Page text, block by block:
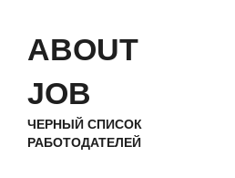
ABOUT
JOB
ЧЕРНЫЙ СПИСОК
РАБОТОДАТЕЛЕЙ